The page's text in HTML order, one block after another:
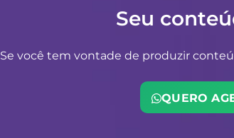
Seu
Se você tem vontade de produzir
QUERO